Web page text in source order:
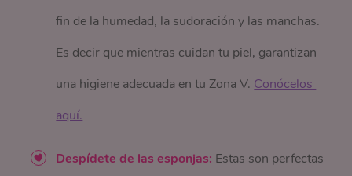
fin de la humedad, la sudoración y las manchas.
Es decir que mientras cuidan tu piel, garantizan
una higiene adecuada en tu Zona V. Conócelos
aquí.
Despídete de las esponjas: Estas son perfectas